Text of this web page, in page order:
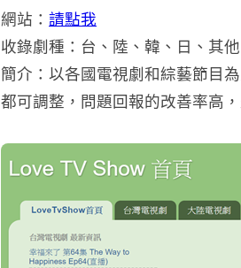
網站： 請點我
收錄劇種：台、陸、韓、日、其
簡介：以各國電視劇和綜藝節目
都可調整，問題回報的改善率高